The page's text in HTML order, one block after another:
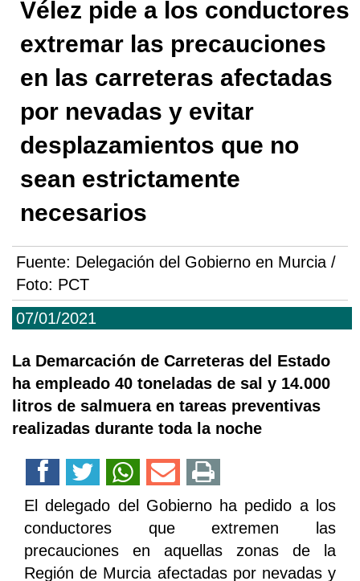
07/01/2021
Vélez pide a los conductores
extremar las precauciones
en las carreteras afectadas
por nevadas y evitar
desplazamientos que no
sean estrictamente
necesarios
Fuente: Delegación del Gobierno en Murcia /
Foto: PCT
La Demarcación de Carreteras del Estado
ha empleado 40 toneladas de sal y 14.000
litros de salmuera en tareas preventivas
realizadas durante toda la noche
El delegado del Gobierno ha pedido a los
conductores que extremen las
precauciones en aquellas zonas de la
Región de Murcia afectadas por nevadas y